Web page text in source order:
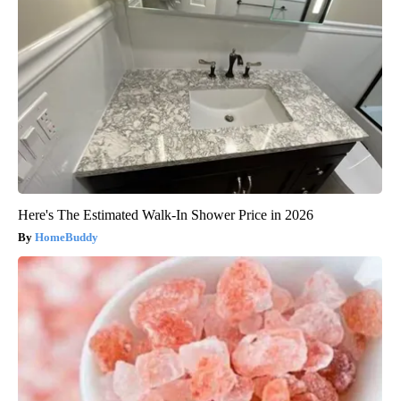
Here's The Estimated Walk-In Shower Price in 2026
HomeBuddy